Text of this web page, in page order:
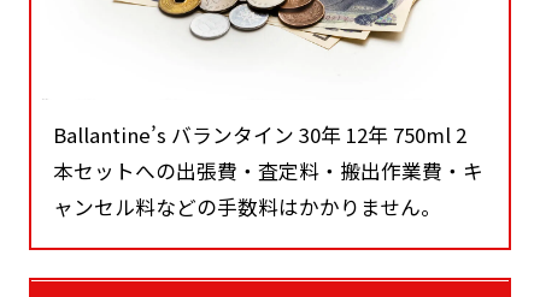
Ballantine’s バランタイン 30年 12年 750ml 2
本セットへの出張費・査定料・搬出作業費・キ
ャンセル料などの手数料はかかりません。